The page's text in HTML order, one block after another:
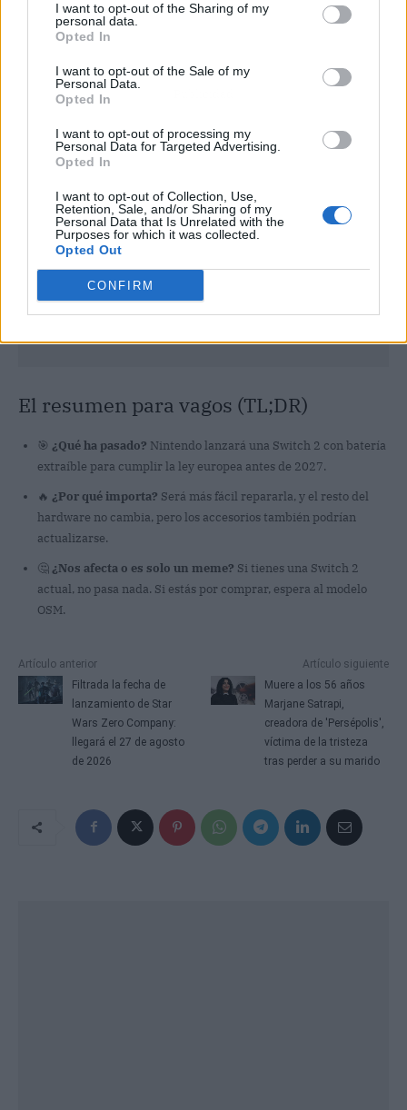
I want to opt-out of the Sharing of my
personal data.
Opted In
I want to opt-out of the Sale of my
Personal Data.
Opted In
I want to opt-out of processing my
Personal Data for Targeted Advertising.
Opted In
I want to opt-out of Collection, Use,
Retention, Sale, and/or Sharing of my
Personal Data that Is Unrelated with the
Purposes for which it was collected.
Opted Out
CONFIRM
El resumen para vagos (TL;DR)
🎯 ¿Qué ha pasado? Nintendo lanzará una Switch 2 con batería
extraíble para cumplir la ley europea antes de 2027.
🔥 ¿Por qué importa? Será más fácil repararla, y el resto del
hardware no cambia, pero los accesorios también podrían
actualizarse.
🤔¿Nos afecta o es solo un meme? Si tienes una Switch 2
actual, no pasa nada. Si estás por comprar, espera al modelo
OSM.
Artículo anterior
Filtrada la fecha de
lanzamiento de Star
Wars Zero Company:
llegará el 27 de agosto
de 2026
Artículo siguiente
Muere a los 56 años
Marjane Satrapi,
creadora de 'Persépolis',
víctima de la tristeza
tras perder a su marido